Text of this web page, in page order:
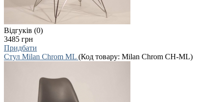
Відгуків (0)
3485 грн
Придбати
Стул Milan Chrom ML (Код товару: Milan Chrom CH-ML)